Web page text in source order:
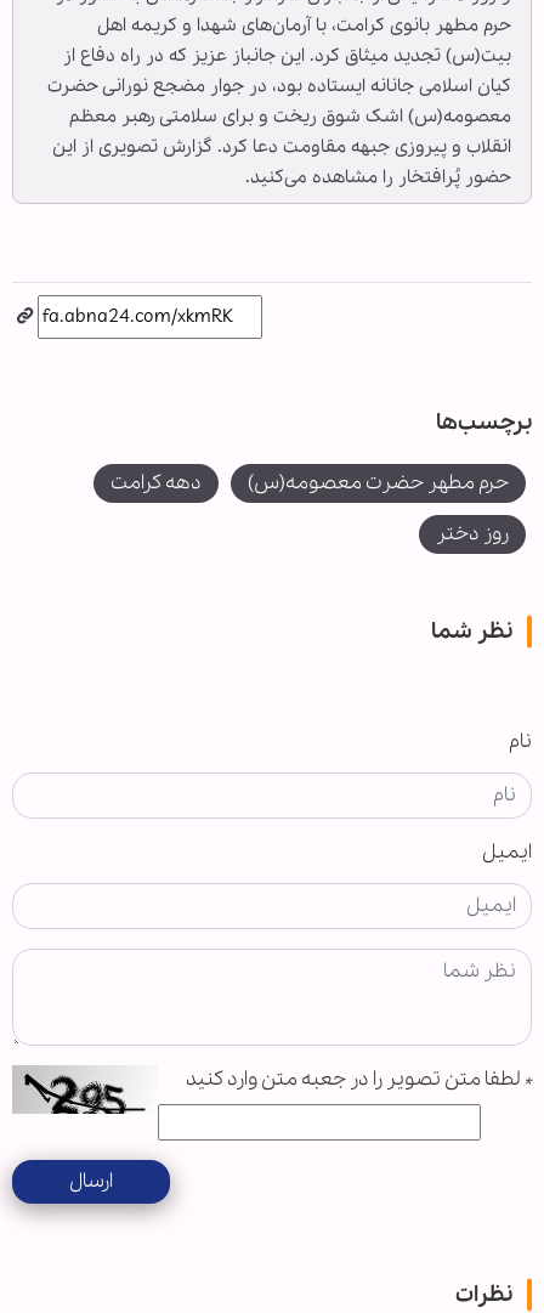
حرم مطهر بانوی کرامت، با آرمان‌های شهدا و کریمه اهل
بیت(س) تجدید میثاق کرد. این جانباز عزیز که در راه دفاع از
کیان اسلامی جانانه ایستاده بود، در جوار مضجع نورانی حضرت
معصومه(س) اشک شوق ریخت و برای سلامتی رهبر معظم
انقلاب و پیروزی جبهه مقاومت دعا کرد. گزارش تصویری از این
حضور پُرافتخار را مشاهده می‌کنید.
برچسب‌ها
حرم مطهر حضرت معصومه(س)
دهه کرامت
روز دختر
نظر شما
نام
ایمیل
* لطفا متن تصویر را در جعبه متن وارد کنید
ارسال
نظرات